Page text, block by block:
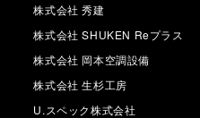
株式会社 秀建
株式会社 SHUKEN Reプラス
株式会社 岡本空調設備
株式会社 生杉工房
U.スペック株式会社